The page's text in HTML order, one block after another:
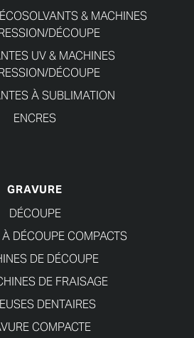
& MACHINES
DÉCOUPE
UV & MACHINES
DÉCOUPE
À SUBLIMATION
ENCRES
GRAVURE
DÉCOUPE
DÉCOUPE COMPACTS
DE DÉCOUPE
DE FRAISAGE
DENTAIRES
COMPACTE